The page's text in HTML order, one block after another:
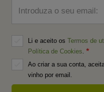
Introduza o seu email:
Li e aceito os Termos de
Política de Cookies
Ao criar a sua conta,
vinho por email.